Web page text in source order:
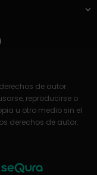
de autor.
reproducirse o
u otro medio sin el
derechos de autor.